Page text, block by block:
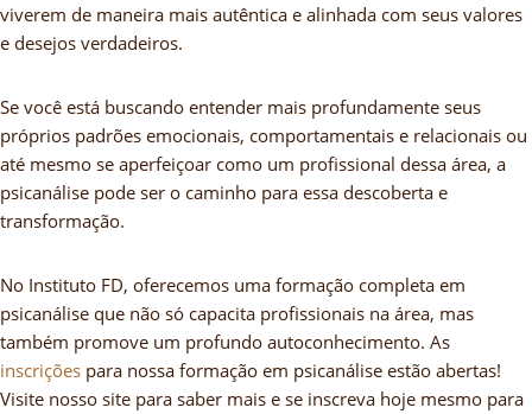
viverem de maneira mais autêntica e alinhada com seus valores
e desejos verdadeiros.
Se você está buscando entender mais profundamente seus
próprios padrões emocionais, comportamentais e relacionais ou
até mesmo se aperfeiçoar como um profissional dessa área, a
psicanálise pode ser o caminho para essa descoberta e
transformação.
No Instituto FD, oferecemos uma formação completa em
psicanálise que não só capacita profissionais na área, mas
também promove um profundo autoconhecimento. As
inscrições para nossa formação em psicanálise estão abertas!
Visite nosso site para saber mais e se inscreva hoje mesmo para